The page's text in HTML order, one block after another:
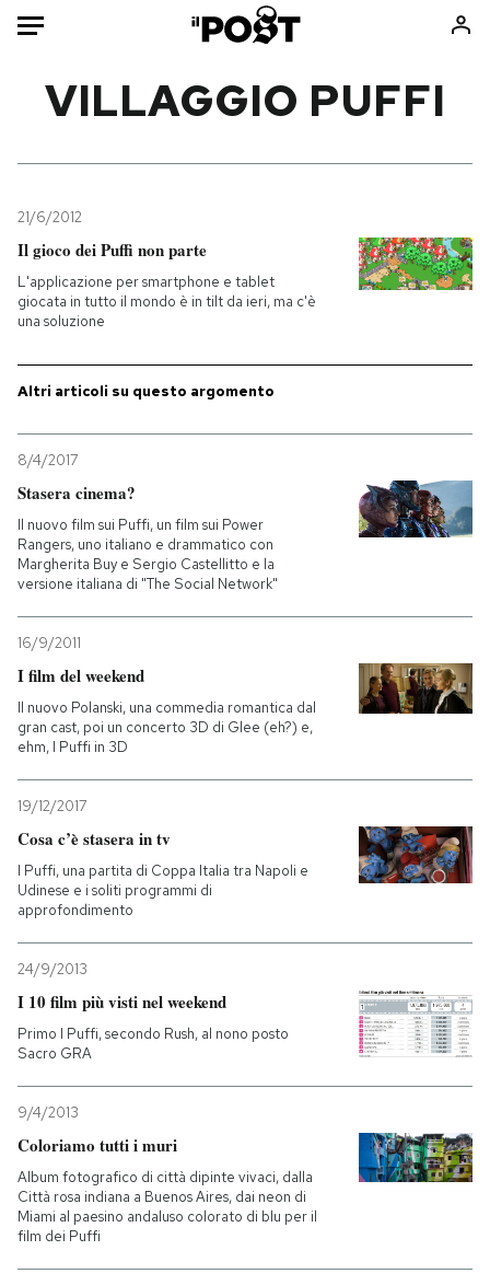
Mondo
Politica
Tecnologia
Internet
Sport
Consumismi
Ok Boomer!
Mondiali calcio 2026
PODCAST
I MIEI PREFERITI
SHOP
AREA PERSONALE
Entra
VILLAGGIO PUFFI
21/6/2012
Il gioco dei Puffi non parte
L'applicazione per smartphone e tablet
giocata in tutto il mondo è in tilt da ieri, ma c'è
una soluzione
Altri articoli su questo argomento
8/4/2017
Stasera cinema?
Il nuovo film sui Puffi, un film sui Power
Rangers, uno italiano e drammatico con
Margherita Buy e Sergio Castellitto e la
versione italiana di "The Social Network"
16/9/2011
I film del weekend
Il nuovo Polanski, una commedia romantica dal
gran cast, poi un concerto 3D di Glee (eh?) e,
ehm, I Puffi in 3D
19/12/2017
Cosa c’è stasera in tv
I Puffi, una partita di Coppa Italia tra Napoli e
Udinese e i soliti programmi di
approfondimento
24/9/2013
I 10 film più visti nel weekend
Primo I Puffi, secondo Rush, al nono posto
Sacro GRA
9/4/2013
Coloriamo tutti i muri
Album fotografico di città dipinte vivaci, dalla
Città rosa indiana a Buenos Aires, dai neon di
Miami al paesino andaluso colorato di blu per il
film dei Puffi